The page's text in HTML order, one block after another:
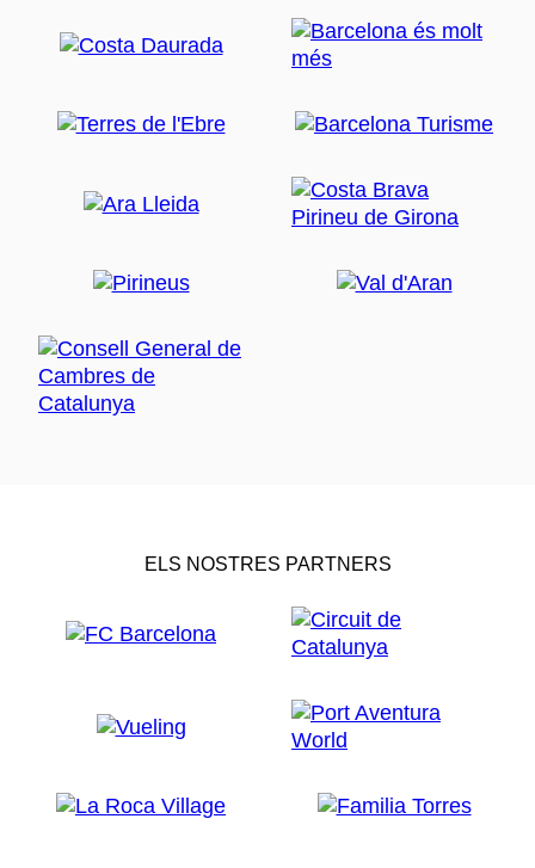
ELS NOSTRES PARTNERS